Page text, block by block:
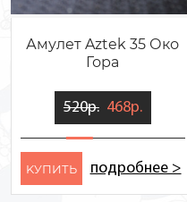
Амулет Aztek 35 Око
Гора
520р. 468р.
KУПИТЬ подробнее >